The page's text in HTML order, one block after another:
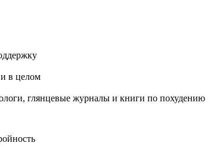
в целом
глянцевые журналы и книги по похудению